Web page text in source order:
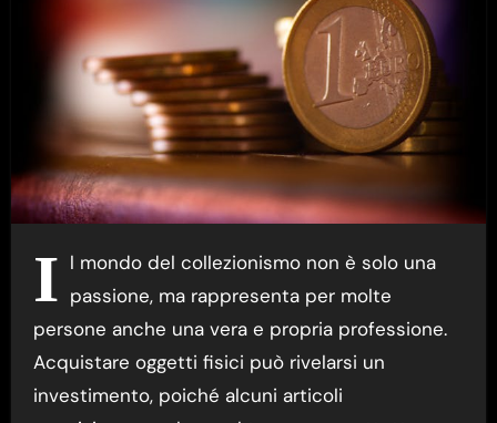
I l mondo del collezionismo non è solo una
passione, ma rappresenta per molte
persone anche una vera e propria professione.
Acquistare oggetti fisici può rivelarsi un
investimento, poiché alcuni articoli